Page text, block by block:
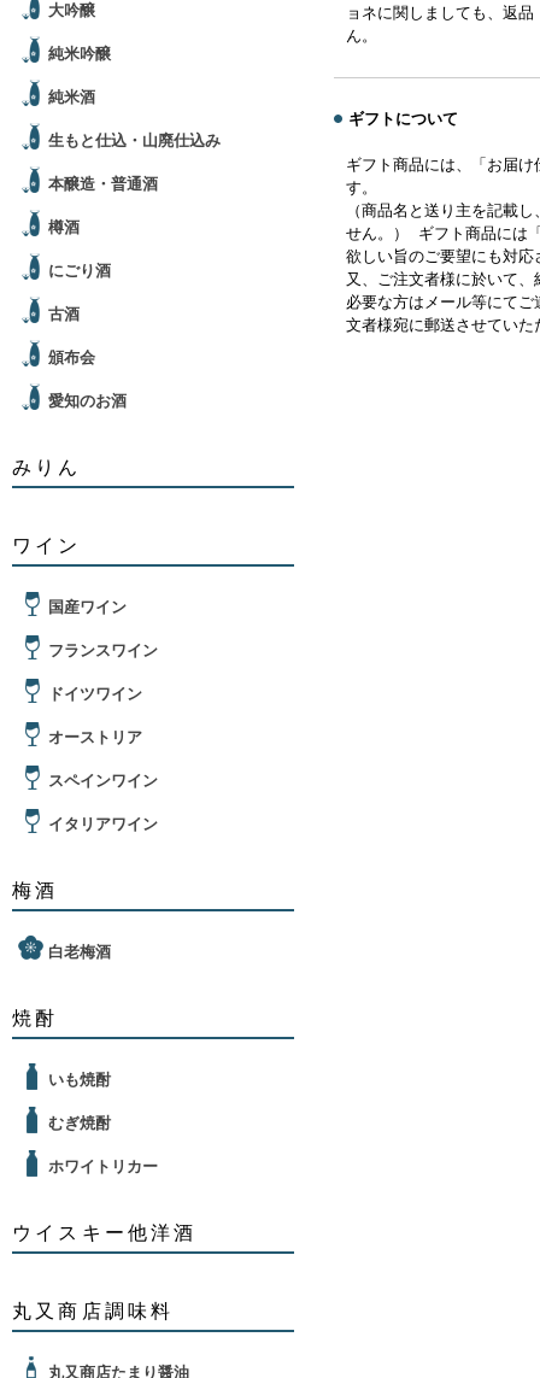
大吟醸
純米吟醸
純米酒
生もと仕込・山廃仕込み
本醸造・普通酒
樽酒
にごり酒
古酒
頒布会
愛知のお酒
みりん
ワイン
国産ワイン
フランスワイン
ドイツワイン
オーストリア
スペインワイン
イタリアワイン
梅酒
白老梅酒
焼酎
いも焼酎
むぎ焼酎
ホワイトリカー
ウイスキー他洋酒
丸又商店調味料
丸又商店たまり醤油
ョネに関しましても、返
ん。
ギフトについて
ギフト商品には、「お届
す。
（商品名と送り主を記載
せん。） ギフト商品には
欲しい旨のご要望にも対応
又、ご注文者様に於いて
必要な方はメール等にて
文者様宛に郵送させていた